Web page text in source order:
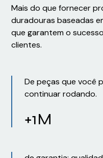
Mais do que fornecer
duradouras baseadas
que garantem o
clientes.
De peças que você
continuar rodando.
+1M